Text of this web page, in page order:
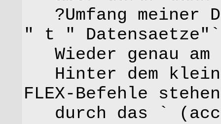
?Umfang meiner
" t "
Wieder genau am
Hinter dem
FLEX-Befehle
durch das `